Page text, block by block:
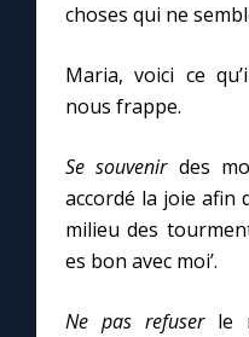
choses qui ne
Maria, voici ce
nous frappe.
Se souvenirdes
accordé la joie afin
milieu des
es bon avec moi’.
Ne pas refuserle